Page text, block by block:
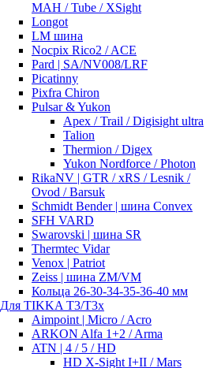
MAH / Tube / XSight
Longot
LM шина
Nocpix Rico2 / ACE
Pard | SA/NV008/LRF
Picatinny
Pixfra Chiron
Pulsar & Yukon
Apex / Trail / Digisight ultra
Talion
Thermion / Digex
Yukon Nordforce / Photon
RikaNV | GTR / xRS / Lesnik /
Ovod / Barsuk
Schmidt Bender | шина Convex
SFH VARD
Swarovski | шина SR
Thermtec Vidar
Venox | Patriot
Zeiss | шина ZM/VM
Кольца 26-30-34-35-36-40 мм
Для TIKKA T3/T3x
Aimpoint | Micro / Acro
ARKON Alfa 1+2 / Arma
ATN | 4 / 5 / HD
HD X-Sight I+II / Mars